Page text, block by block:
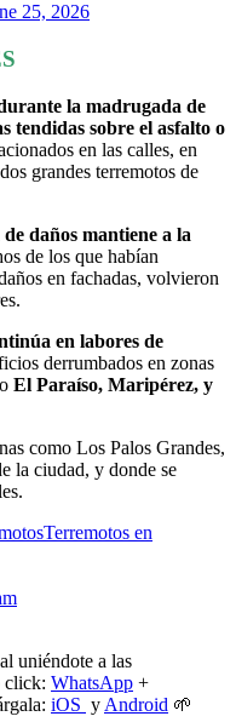
25, 2026
la madrugada de
tendidas sobre el asfalto o
en las calles, en
grandes terremotos de
daños mantiene a la
de los que habían
en fachadas, volvieron
en labores de
derrumbados en zonas
El Paraíso, Maripérez, y
como Los Palos Grandes,
la ciudad, y donde se
Terremotos en
uniéndote a las
click: WhatsApp +
iOS y Android 🌱